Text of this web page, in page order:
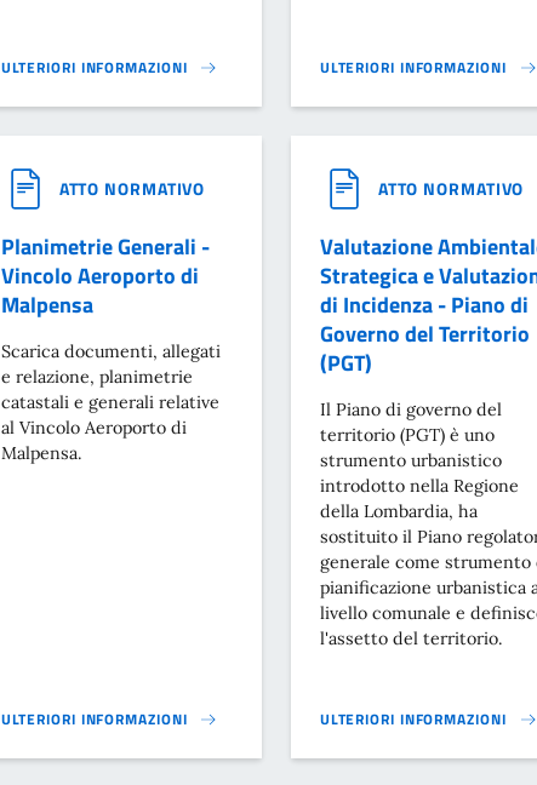
ULTERIORI INFORMAZIONI
MONITORAGGIO AMBIENTALE MALPENSA - CUV}ULTERIORI INFORMAZIONI
MODULISTICA ASSOCIAZIONI}
ATTO NORMATIVO
Planimetrie Generali -
Vincolo Aeroporto di
Malpensa
Scarica documenti, allegati
e relazione, planimetrie
catastali e generali relative
al Vincolo Aeroporto di
Malpensa.
ULTERIORI INFORMAZIONI
PLANIMETRIE GENERALI - VINCOLO AEROPORTO DI MALPENSA}
ATTO NORMATIVO
Valutazione
Strategica e
di Incidenza - Piano di
Governo del Territorio
(PGT)
Il Piano di governo del
territorio (PGT) è uno
strumento urbanistico
introdotto nella Regione
della Lombardia, ha
sostituito il Piano
generale come strumento
pianificazione urbanistica
livello comunale e
l'assetto del territorio.
ULTERIORI INFORMAZIONI
VALUTAZIONE AMBIENTALE